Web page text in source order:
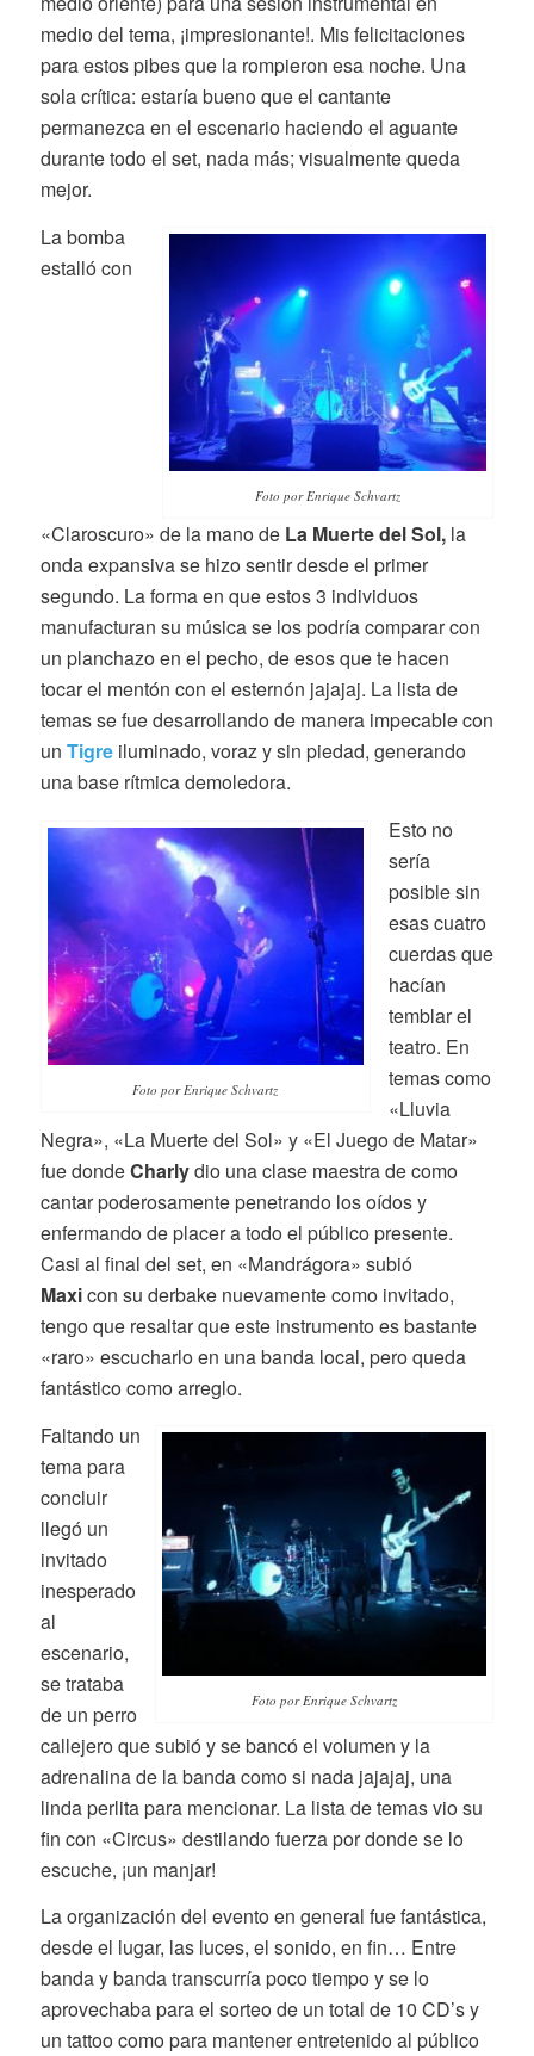
medio del tema, ¡impresionante!. Mis felicitaciones
para estos pibes que la rompieron esa noche. Una
sola crítica: estaría bueno que el cantante
permanezca en el escenario haciendo el aguante
durante todo el set, nada más; visualmente queda
mejor.
Foto por Enrique Schvartz
La bomba
estalló con
«Claroscuro» de la mano de La Muerte del Sol, la
onda expansiva se hizo sentir desde el primer
segundo. La forma en que estos 3 individuos
manufacturan su música se los podría comparar con
un planchazo en el pecho, de esos que te hacen
tocar el mentón con el esternón jajajaj. La lista de
temas se fue desarrollando de manera impecable con
un Tigreiluminado, voraz y sin piedad, generando
una base rítmica demoledora.
Foto por Enrique Schvartz
Esto no
sería
posible sin
esas cuatro
cuerdas que
hacían
temblar el
teatro. En
temas como
«Lluvia
Negra», «La Muerte del Sol» y «El Juego de Matar»
fue dondeCharlydio una clase maestra de como
cantar poderosamente penetrando los oídos y
enfermando de placer a todo el público presente.
Casi al final del set, en «Mandrágora» subió
Maxicon su derbake nuevamente como invitado,
tengo que resaltar que este instrumento es bastante
«raro» escucharlo en una banda local, pero queda
fantástico como arreglo.
Foto por Enrique Schvartz
Faltando un
tema para
concluir
llegó un
invitado
inesperado
al
escenario,
se trataba
de un perro
callejero que subió y se bancó el volumen y la
adrenalina de la banda como si nada jajajaj, una
linda perlita para mencionar. La lista de temas vio su
fin con «Circus» destilando fuerza por donde se lo
escuche, ¡un manjar!
La organización del evento en general fue fantástica,
desde el lugar, las luces, el sonido, en fin… Entre
banda y banda transcurría poco tiempo y se lo
aprovechaba para el sorteo de un total de 10 CD’s y
un tattoo como para mantener entretenido al público